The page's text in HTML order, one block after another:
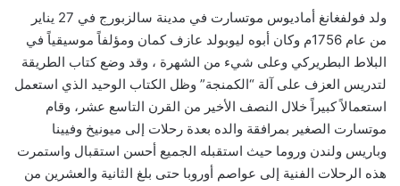
ولد فولفغانغ أماديوس موتسارت في مدينة سالزبورج في 27 يناير
من عام 1756م وكان أبوه ليوبولد عازف كمان ومؤلفاً موسيقياً في
البلاط البطريركي وعلى شيء من الشهرة ، وقد وضع كتاب الطريقة
لتدريس العزف على آلة “الكمنجة” وظل الكتاب الوحيد الذي استعمل
استعمالاً كبيراً خلال النصف الأخير من القرن التاسع عشر، وقام
موتسارت الصغير بمرافقة والده بعدة رحلات إلى ميونيخ وفيينا
وباريس ولندن وروما حيث استقبله الجميع أحسن استقبال واستمرت
هذه الرحلات الفنية إلى عواصم أوروبا حتى بلغ الثانية والعشرين من